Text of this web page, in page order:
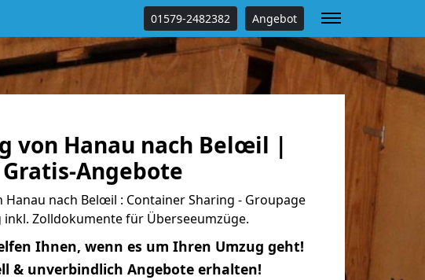
01579-2482382 Angebot
von Hanau nach Belœil |
Gratis-Angebote
Hanau nach Belœil : Container Sharing - Groupage
inkl. Zolldokumente für Überseeumzüge.
Ihnen, wenn es um Ihren Umzug geht!
& unverbindlich Angebote erhalten!